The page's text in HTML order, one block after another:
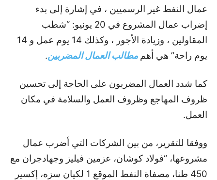
عمال النفط غير الرسميين ، في إشارة إلى بدء
إضراب عمال المشروع في 20 يونيو: “شطب
المقاولين ، وزيادة الأجور ، وكذلك 14 يوم عمل و 14
يوم راحة” هي أهم مطالب العمال المضربين.
كما شدد العمال المضربون على الحاجة إلى تحسين
ظروف المهاجع وظروف العمل والسلامة في مكان
العمل.
ووفقا للتقرير، من بين الشركات التي أضرب عمال
مشروعها، “فولاد كوشان، عزمين فيليز وجهادجران مع
450 طنا، مصفاة النفط الموقع 1 لكيان سزه، إكسير